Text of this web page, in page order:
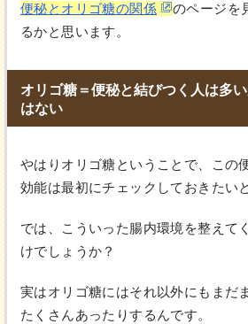
便秘とオリゴ糖の関係
のページを
るかと思います。
オリゴ糖＝便秘と結びつく人は多
はない
やはりオリゴ糖ということで、この
効能は最初にチェックしておきたい
では、こういった腸内環境を整えて
けでしょうか？
実はオリゴ糖にはそれ以外にもまだ
たくさんあったりするんです。